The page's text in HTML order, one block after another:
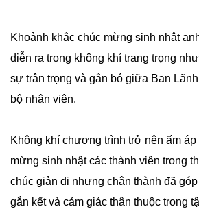
Khoảnh khắc chúc mừng sinh nhật
diễn ra trong không khí trang trọng
sự trân trọng và gắn bó giữa Ban
bộ nhân viên.
Không khí chương trình trở nên ấm
mừng sinh nhật các thành viên trong
chúc giản dị nhưng chân thành đã
gắn kết và cảm giác thân thuộc trong